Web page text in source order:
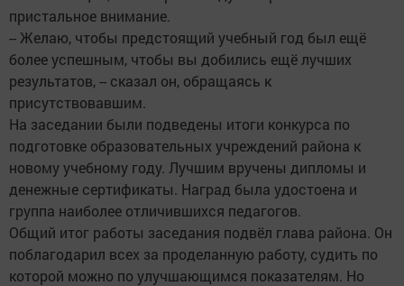
пристальное внимание.
-- Желаю, чтобы предстоящий учебный год был ещё
более успешным, чтобы вы добились ещё лучших
результатов, -- сказал он, обращаясь к
присутствовавшим.
На заседании были подведены итоги конкурса по
подготовке образовательных учреждений района к
новому учебному году. Лучшим вручены дипломы и
денежные сертификаты. Наград была удостоена и
группа наиболее отличившихся педагогов.
Общий итог работы заседания подвёл глава района. Он
поблагодарил всех за проделанную работу, судить по
которой можно по улучшающимся показателям. Но